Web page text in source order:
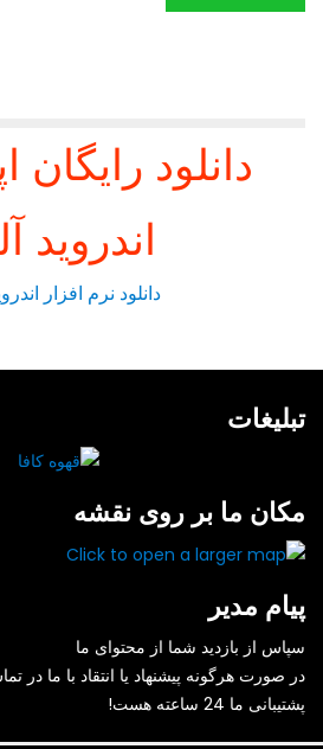
دانلود رایگان
اندروید
دانلود نرم افزار
تبلیغات
مکان ما بر روی نقشه
پیام مدیر
سپاس از بازدید شما از محتوای ما
در صورت هرگونه پیشنهاد یا انتقاد با ما در
پشتیبانی ما 24 ساعته هست!